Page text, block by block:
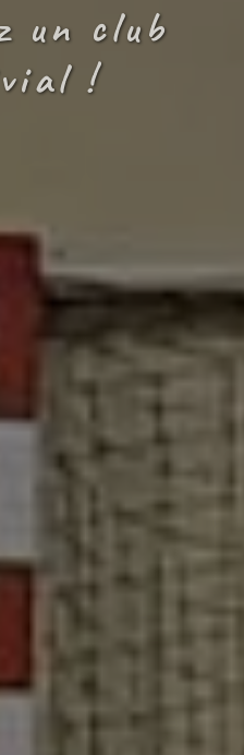
un club
!